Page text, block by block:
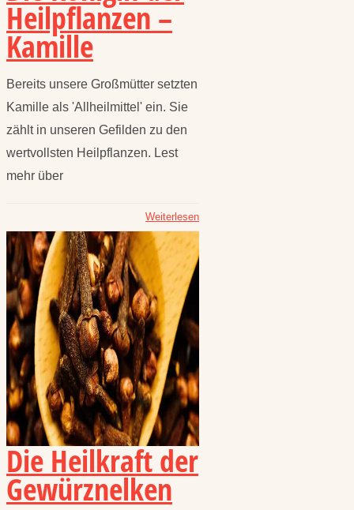
Heilpflanzen –
Kamille
Bereits unsere Großmütter setzten
Kamille als 'Allheilmittel' ein. Sie
zählt in unseren Gefilden zu den
wertvollsten Heilpflanzen. Lest
mehr über
Weiterlesen
Die Heilkraft der
Gewürznelken